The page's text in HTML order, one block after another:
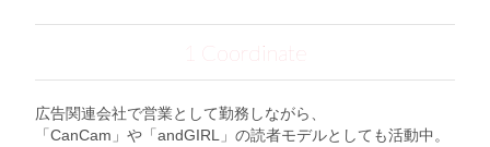
1 Coordinate
広告関連会社で営業として勤務しながら、
「CanCam」や「andGIRL」の読者モデルとしても活動中。